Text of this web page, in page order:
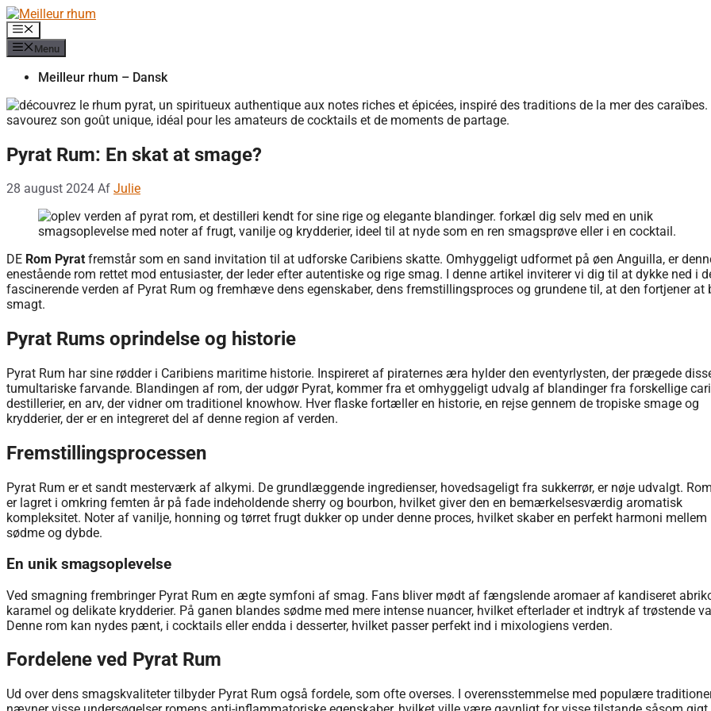
Hop
til
indhold
Menu
Menu
Meilleur rhum – Dansk
Pyrat Rum: En skat at smage?
28 august 2024 Af Julie
DE Rom Pyrat fremstår som en sand invitation til at udforske Caribiens skatte. Omhyggeligt udformet på øen Anguilla, er
enestående rom rettet mod entusiaster, der leder efter autentiske og rige smag. I denne artikel inviterer vi dig til at dykke ned i
fascinerende verden af ​​Pyrat Rum og fremhæve dens egenskaber, dens fremstillingsproces og grundene til, at den fortjener at
smagt.
Pyrat Rums oprindelse og historie
Pyrat Rum har sine rødder i Caribiens maritime historie. Inspireret af piraternes æra hylder den eventyrlysten, der prægede
tumultariske farvande. Blandingen af ​​rom, der udgør Pyrat, kommer fra et omhyggeligt udvalg af blandinger fra forskellige
destillerier, en arv, der vidner om traditionel knowhow. Hver flaske fortæller en historie, en rejse gennem de tropiske smage og
krydderier, der er en integreret del af denne region af verden.
Fremstillingsprocessen
Pyrat Rum er et sandt mesterværk af alkymi. De grundlæggende ingredienser, hovedsageligt fra sukkerrør, er nøje udvalgt.
er lagret i omkring femten år på fade indeholdende sherry og bourbon, hvilket giver den en bemærkelsesværdig aromatisk
kompleksitet. Noter af vanilje, honning og tørret frugt dukker op under denne proces, hvilket skaber en perfekt harmoni mellem
sødme og dybde.
En unik smagsoplevelse
Ved smagning frembringer Pyrat Rum en ægte symfoni af smag. Fans bliver mødt af fængslende aromaer af kandiseret
karamel og delikate krydderier. På ganen blandes sødme med mere intense nuancer, hvilket efterlader et indtryk af trøstende
Denne rom kan nydes pænt, i cocktails eller endda i desserter, hvilket passer perfekt ind i mixologiens verden.
Fordelene ved Pyrat Rum
Ud over dens smagskvaliteter tilbyder Pyrat Rum også fordele, som ofte overses. I overensstemmelse med populære